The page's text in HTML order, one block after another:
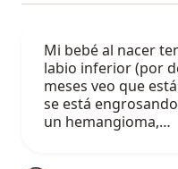
Mi bebé al nacer
labio inferior (por
meses veo que
se está
un hemangioma,…